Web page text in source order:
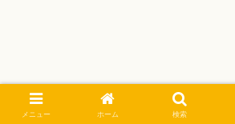
メニュー ホーム 検索